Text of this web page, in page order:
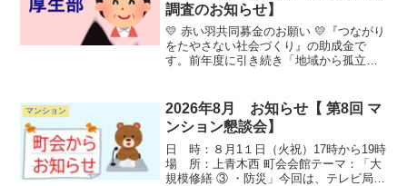
調査のお知らせ】
💛 赤い羽共同募金のお願い 💛『つながり
をたやさない社会づくり』の助成金で
す。前年度に引き続き「地域から孤立を
237,796円のご協力を戴きました。お預か
りした募金は、防災...
マンション
2026年8月 お知らせ【 第8回 マ
ンション懇談会】
日 時：８月1１日（火祝）17時から19時
場 所：上青木西 町会会館テーマ：「大
規模修繕 ③ ・防災」今回は、テレビ局制